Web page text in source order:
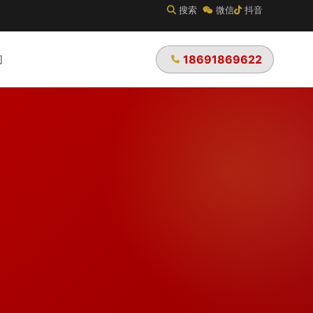
搜索 微信 抖音
18691869622